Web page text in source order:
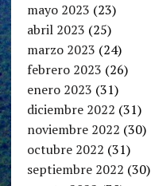
mayo 2023 (23)
abril 2023 (25)
marzo 2023 (24)
febrero 2023 (26)
enero 2023 (31)
diciembre 2022 (31)
noviembre 2022 (30)
octubre 2022 (31)
septiembre 2022 (30)